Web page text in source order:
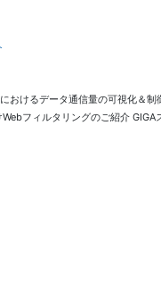
おけるデータ通信量の可視化＆制
フィルタリングのご紹介 GIGA